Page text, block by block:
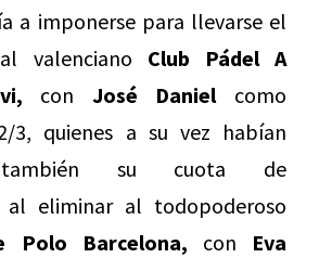
a imponerse para llevarse el
valenciano Club Pádel A
con José Danielcomo
3, quienes a su vez habían
también su cuota de
al eliminar al todopoderoso
Polo Barcelona, con Eva